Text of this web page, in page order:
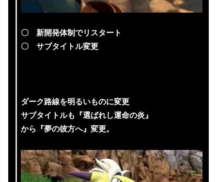
〇 新開発体制でリスタート
〇 サブタイトル変更
ダーク路線を明るいものに変更
サブタイトルも『選ばれし運命の炎』
から『夢の彼方へ』変更。